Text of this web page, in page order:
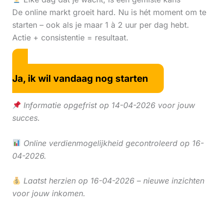
De online markt groeit hard. Nu is hét moment om te
starten – ook als je maar 1 à 2 uur per dag hebt.
Actie + consistentie = resultaat.
Ja, ik wil vandaag nog starten
Informatie opgefrist op 14-04-2026 voor jouw
succes.
Online verdienmogelijkheid gecontroleerd op 16-
04-2026.
Laatst herzien op 16-04-2026 – nieuwe inzichten
voor jouw inkomen.